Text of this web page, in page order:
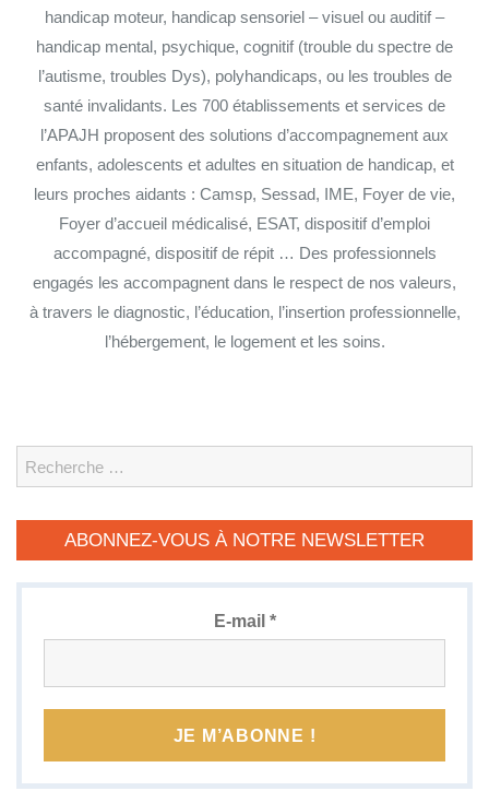
handicap moteur, handicap sensoriel – visuel ou auditif –
handicap mental, psychique, cognitif (trouble du spectre de
l’autisme, troubles Dys), polyhandicaps, ou les troubles de
santé invalidants. Les 700 établissements et services de
l’APAJH proposent des solutions d’accompagnement aux
enfants, adolescents et adultes en situation de handicap, et
leurs proches aidants : Camsp, Sessad, IME, Foyer de vie,
Foyer d’accueil médicalisé, ESAT, dispositif d’emploi
accompagné, dispositif de répit … Des professionnels
engagés les accompagnent dans le respect de nos valeurs,
à travers le diagnostic, l’éducation, l’insertion professionnelle,
l’hébergement, le logement et les soins.
Search
ABONNEZ-VOUS À NOTRE NEWSLETTER
E-mail *